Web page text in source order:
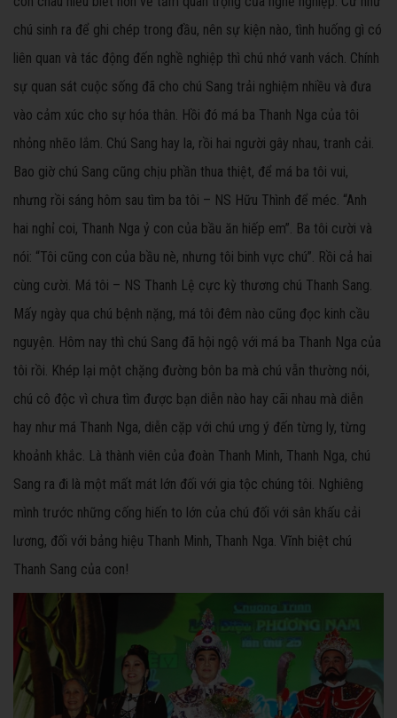
chú sinh ra để ghi chép trong đầu, nên sự kiện nào, tình huống gì có
liên quan và tác động đến nghề nghiệp thì chú nhớ vanh vách. Chính
sự quan sát cuộc sống đã cho chú Sang trải nghiệm nhiều và đưa
vào cảm xúc cho sự hóa thân. Hồi đó má ba Thanh Nga của tôi
nhỏng nhẽo lắm. Chú Sang hay la, rồi hai người gây nhau, tranh cải.
Bao giờ chú Sang cũng chịu phần thua thiệt, để má ba tôi vui,
nhưng rồi sáng hôm sau tìm ba tôi – NS Hữu Thình để méc. “Anh
hai nghỉ coi, Thanh Nga ỷ con của bầu ăn hiếp em”. Ba tôi cười và
nói: “Tôi cũng con của bầu nè, nhưng tôi binh vực chú”. Rồi cả hai
cùng cười. Má tôi – NS Thanh Lệ cực kỳ thương chú Thanh Sang.
Mấy ngày qua chú bệnh nặng, má tôi đêm nào cũng đọc kinh cầu
nguyện. Hôm nay thì chú Sang đã hội ngộ với má ba Thanh Nga của
tôi rồi. Khép lại một chặng đường bôn ba mà chú vẫn thường nói,
chú cô độc vì chưa tìm được bạn diễn nào hay cãi nhau mà diễn
hay như má Thanh Nga, diễn cặp với chú ưng ý đến từng ly, từng
khoảnh khắc. Là thành viên của đoàn Thanh Minh, Thanh Nga, chú
Sang ra đi là một mất mát lớn đối với gia tộc chúng tôi. Nghiêng
mình trước những cống hiến to lớn của chú đối với sân khấu cải
lương, đối với bảng hiệu Thanh Minh, Thanh Nga. Vĩnh biệt chú
Thanh Sang của con!